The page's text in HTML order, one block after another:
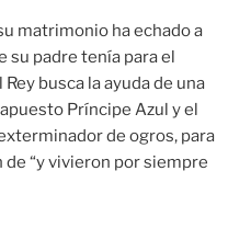
matrimonio ha echado a
su padre tenía para el
busca la ayuda de una
Príncipe Azul y el
de ogros, para
“y vivieron por siempre